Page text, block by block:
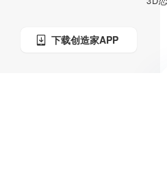
下载创造家APP